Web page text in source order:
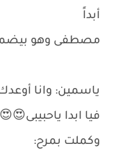
أبداً
مصطفى وهو
ياسمين: وانا
فيا ابدا ياحبيبى😍😍
وكملت بمرح: